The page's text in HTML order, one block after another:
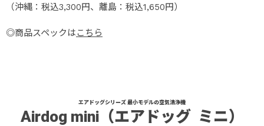
（沖縄：税込3,300円、離島：税込1,650円）
◎商品スペックは こちら
エアドッグシリーズ 最小モデルの空気清浄機
Airdog mini（エアドッグ ミニ）